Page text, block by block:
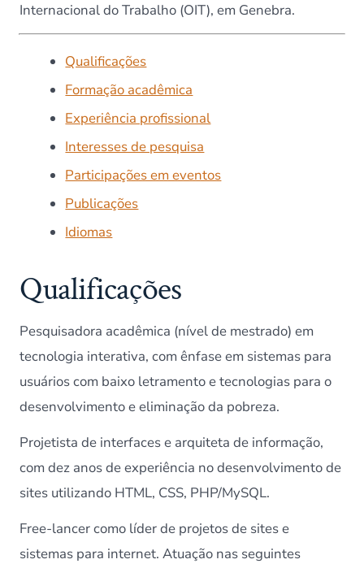
Internacional do Trabalho (OIT), em Genebra.
Qualificações
Formação acadêmica
Experiência profissional
Interesses de pesquisa
Participações em eventos
Publicações
Idiomas
Qualificações
Pesquisadora acadêmica (nível de mestrado) em
tecnologia interativa, com ênfase em sistemas para
usuários com baixo letramento e tecnologias para o
desenvolvimento e eliminação da pobreza.
Projetista de interfaces e arquiteta de informação,
com dez anos de experiência no desenvolvimento de
sites utilizando HTML, CSS, PHP/MySQL.
Free-lancer como líder de projetos de sites e
sistemas para internet. Atuação nas seguintes